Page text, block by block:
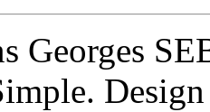
Georges
Design